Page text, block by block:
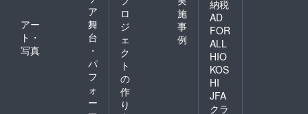
ア
アー
ト・
写真
舞
台
・
パ
フ
ォ
ー
ロ
ジ
ェ
ク
ト
の
作
り
施
事
例
納税
AD
FOR
ALL
HIO
KOS
HI
JFA
クラ